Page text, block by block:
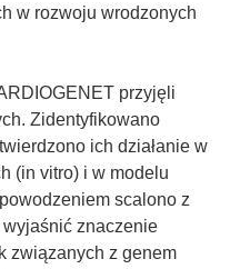
t
y
i
w rozwoju wrodzonych
przyjęli
Zidentyfikowano
ich działanie w
(in vitro) i w modelu
scalono z
wyjaśnić znaczenie
związanych z genem